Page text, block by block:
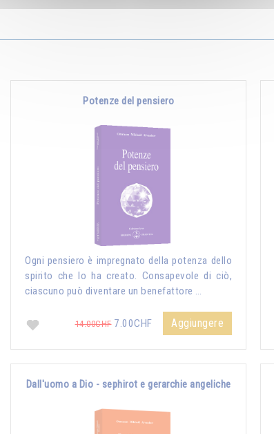
Potenze del pensiero
Ogni pensiero è impregnato della potenza dello
spirito che lo ha creato. Consapevole di ciò,
ciascuno può diventare un benefattore …
14.00CHF7.00CHF Aggiungere
Dall'uomo a Dio - sephirot e gerarchie angeliche